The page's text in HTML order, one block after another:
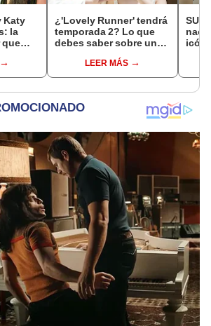
Katy
la
que
¿'Lovely Runner' tendrá
temporada 2? Lo que
debes saber sobre una
del k-drama
LEER MÁS